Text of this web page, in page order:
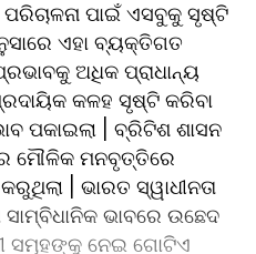
ପାଇଁ ଏସବୁକୁ ସୃଷ୍ଟି
ଏହା ବ୍ୟକ୍ତିଗତ
ଅଧିକ ପ୍ରାଧାନ୍ୟ
କଳହ ସୃଷ୍ଟି କରିବା
ପକାଇଲା | ବ୍ରିଟିଶ ଶାସନ
ମୌଳିକ ମନବୃତ୍ତିରେ
| ଭାରତ ସ୍ୱାଧୀନତା
ଭାବରେ ଉଛେଦ
ସମୂହଙ୍କୁ ନେଇ ଗୋଟିଏ